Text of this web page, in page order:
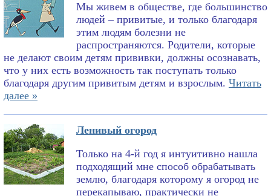
Мы живем в обществе, где большинство
людей – привитые, и только благодаря
этим людям болезни не
распространяются. Родители, которые
не делают своим детям прививки, должны осознавать,
что у них есть возможность так поступать только
благодаря другим привитым детям и взрослым. Читать
далее »
Ленивый огород
Только на 4-й год я интуитивно нашла
подходящий мне способ обрабатывать
землю, благодаря которому я огород не
перекапываю, практически не